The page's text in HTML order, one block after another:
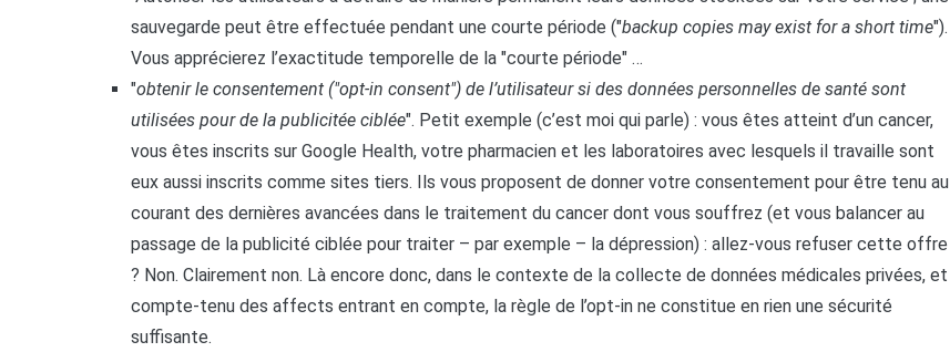
sauvegarde peut être effectuée pendant une courte période ("backup copies may exist for a short time").
Vous apprécierez l’exactitude temporelle de la "courte période" …
"obtenir le consentement ("opt-in consent") de l’utilisateur si des données personnelles de santé sont
utilisées pour de la publicitée ciblée". Petit exemple (c’est moi qui parle) : vous êtes atteint d’un cancer,
vous êtes inscrits sur Google Health, votre pharmacien et les laboratoires avec lesquels il travaille sont
eux aussi inscrits comme sites tiers. Ils vous proposent de donner votre consentement pour être tenu au
courant des dernières avancées dans le traitement du cancer dont vous souffrez (et vous balancer au
passage de la publicité ciblée pour traiter – par exemple – la dépression) : allez-vous refuser cette offre
? Non. Clairement non. Là encore donc, dans le contexte de la collecte de données médicales privées, et
compte-tenu des affects entrant en compte, la règle de l’opt-in ne constitue en rien une sécurité
suffisante.